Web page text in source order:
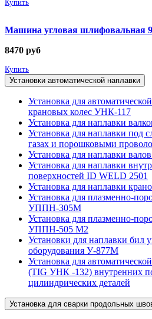
Купить
Машина угловая шлифовальная
8470 руб
Купить
Установки автоматической наплавки
Установка для
крановых колес УНК-117
Установка для наплавки
Установка для наплавки под
газах и порошковыми
Установка для наплавки
Установка для наплавки
поверхностей ID WELD 2501
Установка для наплавки
Установка для плазменно-
УППН-305М
Установка для плазменно-
УППН-505 М2
Установки для наплавки бил
оборудования У-877М
Установка для
(TIG УНК -132) внутренних
цилиндрических деталей
Установка для сварки продольных